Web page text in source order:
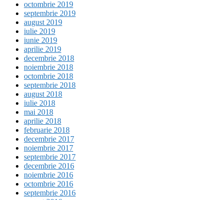
octombrie 2019
septembrie 2019
august 2019
iulie 2019
iunie 2019
aprilie 2019
decembrie 2018
noiembrie 2018
octombrie 2018
septembrie 2018
august 2018
iulie 2018
mai 2018
aprilie 2018
februarie 2018
decembrie 2017
noiembrie 2017
septembrie 2017
decembrie 2016
noiembrie 2016
octombrie 2016
septembrie 2016